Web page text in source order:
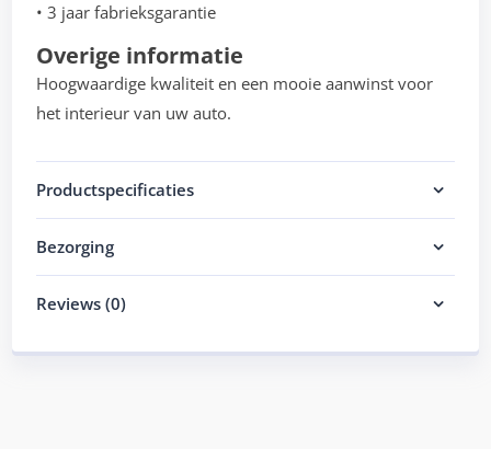
• 3 jaar fabrieksgarantie
Overige informatie
Hoogwaardige kwaliteit en een mooie aanwinst voor
het interieur van uw auto.
Productspecificaties
Bezorging
Reviews (0)